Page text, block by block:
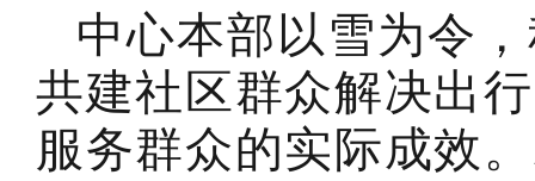
中心本部以雪为令
共建社区群众解决出
服务群众的实际成效